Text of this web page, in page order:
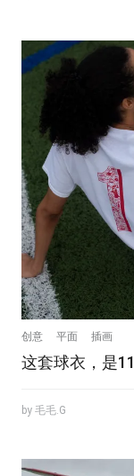
创意 平面 插画
这套球衣，是
by 毛毛.G